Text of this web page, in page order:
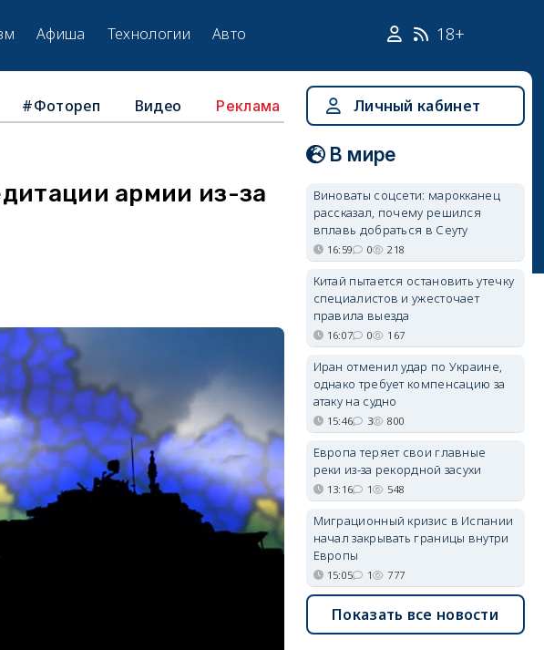
Афиша Технологии Авто 18+
#Фотореп Видео Реклама
армии из-за
Личный кабинет
В мире
Виноваты соцсети: марокканец
рассказал, почему решился
вплавь добраться в Сеуту
16:59 0 218
Китай пытается остановить утечку
специалистов и ужесточает
правила выезда
16:07 0 167
Иран отменил удар по Украине,
однако требует компенсацию за
атаку на судно
15:46 3 800
Европа теряет свои главные
реки из-за рекордной засухи
13:16 1 548
Миграционный кризис в Испании
начал закрывать границы внутри
Европы
15:05 1 777
Показать все новости